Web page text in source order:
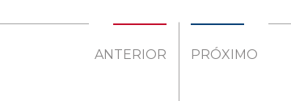
ANTERIOR PRÓXIMO